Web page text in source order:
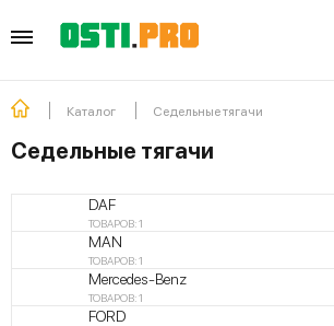
Каталог Седельные тягачи
Седельные тягачи
DAF
ТОВАРОВ: 1
MAN
ТОВАРОВ: 1
Mercedes-Benz
ТОВАРОВ: 1
FORD